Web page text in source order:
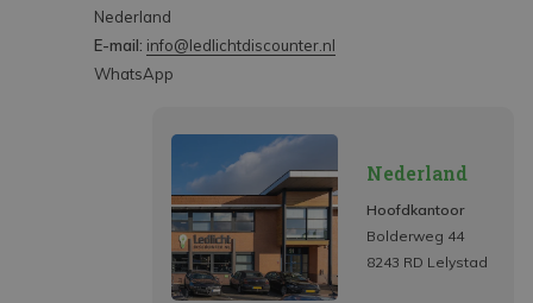
Nederland
E-mail: info@ledlichtdiscounter.nl
WhatsApp
Nederland
Hoofdkantoor
Bolderweg 44
8243 RD Lelystad